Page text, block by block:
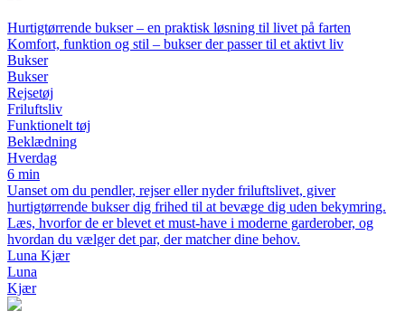
Hurtigtørrende bukser – en praktisk løsning til livet på farten
Komfort, funktion og stil – bukser der passer til et aktivt liv
Bukser
Bukser
Rejsetøj
Friluftsliv
Funktionelt tøj
Beklædning
Hverdag
6 min
Uanset om du pendler, rejser eller nyder friluftslivet, giver
hurtigtørrende bukser dig frihed til at bevæge dig uden bekymring.
Læs, hvorfor de er blevet et must-have i moderne garderober, og
hvordan du vælger det par, der matcher dine behov.
Luna Kjær
Luna
Kjær